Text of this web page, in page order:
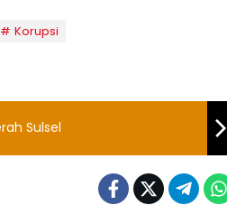
Korupsi
Sulsel